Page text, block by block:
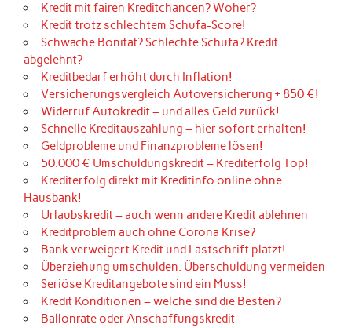
Kredit mit fairen Kreditchancen? Woher?
Kredit trotz schlechtem Schufa-Score!
Schwache Bonität? Schlechte Schufa? Kredit
abgelehnt?
Kreditbedarf erhöht durch Inflation!
Versicherungsvergleich Autoversicherung + 850 €!
Widerruf Autokredit – und alles Geld zurück!
Schnelle Kreditauszahlung – hier sofort erhalten!
Geldprobleme und Finanzprobleme lösen!
50.000 € Umschuldungskredit – Krediterfolg Top!
Krediterfolg direkt mit Kreditinfo online ohne
Hausbank!
Urlaubskredit – auch wenn andere Kredit ablehnen
Kreditproblem auch ohne Corona Krise?
Bank verweigert Kredit und Lastschrift platzt!
Überziehung umschulden. Überschuldung vermeiden
Seriöse Kreditangebote sind ein Muss!
Kredit Konditionen – welche sind die Besten?
Ballonrate oder Anschaffungskredit